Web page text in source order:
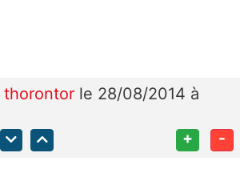
thorontor le 28/08/2014 à
+ -